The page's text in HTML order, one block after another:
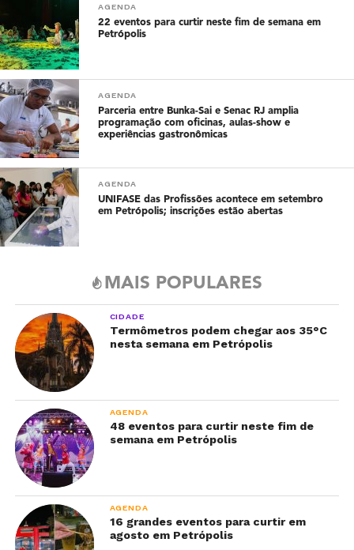
AGENDA
22 eventos para curtir neste fim de semana em
Petrópolis
AGENDA
Parceria entre Bunka-Sai e Senac RJ amplia
programação com oficinas, aulas-show e
experiências gastronômicas
AGENDA
UNIFASE das Profissões acontece em setembro
em Petrópolis; inscrições estão abertas
MAIS POPULARES
CIDADE
Termômetros podem chegar aos 35°C
nesta semana em Petrópolis
AGENDA
48 eventos para curtir neste fim de
semana em Petrópolis
AGENDA
16 grandes eventos para curtir em
agosto em Petrópolis